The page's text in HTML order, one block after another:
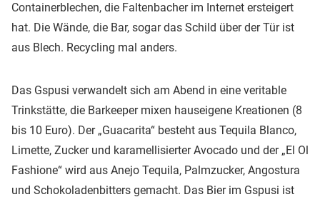
Containerblechen, die Faltenbacher im Internet ersteigert
hat. Die Wände, die Bar, sogar das Schild über der Tür ist
aus Blech. Recycling mal anders.
Das Gspusi verwandelt sich am Abend in eine veritable
Trinkstätte, die Barkeeper mixen hauseigene Kreationen (8
bis 10 Euro). Der „Guacarita“ besteht aus Tequila Blanco,
Limette, Zucker und karamellisierter Avocado und der „El Ol
Fashione“ wird aus Anejo Tequila, Palmzucker, Angostura
und Schokoladenbitters gemacht. Das Bier im Gspusi ist